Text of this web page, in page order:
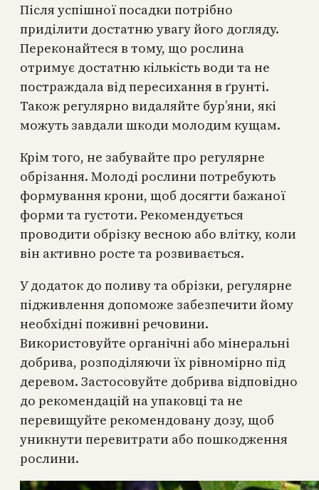
Після успішної посадки потрібно
приділити достатню увагу його догляду.
Переконайтеся в тому, що рослина
отримує достатню кількість води та не
постраждала від пересихання в ґрунті.
Також регулярно видаляйте бур’яни, які
можуть завдали шкоди молодим кущам.
Крім того, не забувайте про регулярне
обрізання. Молоді рослини потребують
формування крони, щоб досягти бажаної
форми та густоти. Рекомендується
проводити обрізку весною або влітку, коли
він активно росте та розвивається.
У додаток до поливу та обрізки, регулярне
підживлення допоможе забезпечити йому
необхідні поживні речовини.
Використовуйте органічні або мінеральні
добрива, розподіляючи їх рівномірно під
деревом. Застосовуйте добрива відповідно
до рекомендацій на упаковці та не
перевищуйте рекомендовану дозу, щоб
уникнути перевитрати або пошкодження
рослини.